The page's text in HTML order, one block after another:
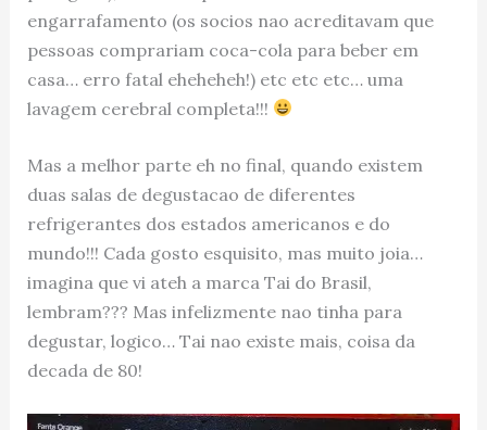
engarrafamento (os socios nao acreditavam que
pessoas comprariam coca-cola para beber em
casa… erro fatal eheheheh!) etc etc etc… uma
lavagem cerebral completa!!!
Mas a melhor parte eh no final, quando existem
duas salas de degustacao de diferentes
refrigerantes dos estados americanos e do
mundo!!! Cada gosto esquisito, mas muito joia…
imagina que vi ateh a marca Tai do Brasil,
lembram??? Mas infelizmente nao tinha para
degustar, logico… Tai nao existe mais, coisa da
decada de 80!